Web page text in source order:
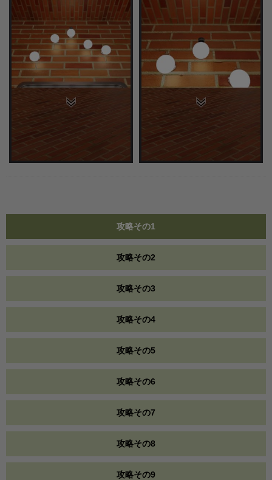
攻略その1
攻略その2
攻略その3
攻略その4
攻略その5
攻略その6
攻略その7
攻略その8
攻略その9